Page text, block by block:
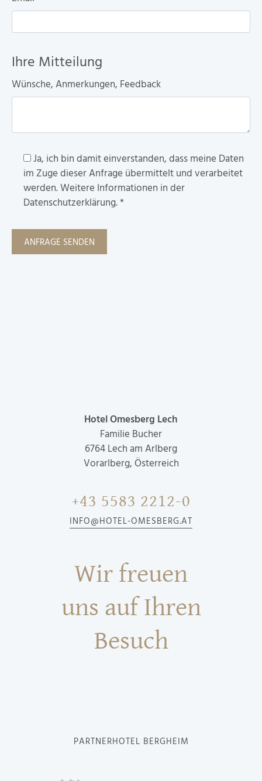
Ihre Mitteilung
Wünsche, Anmerkungen, Feedback
Ja, ich bin damit einverstanden, dass meine Daten
im Zuge dieser Anfrage übermittelt und verarbeitet
werden. Weitere Informationen in der
Datenschutzerklärung.*
ANFRAGE SENDEN
Hotel Omesberg Lech
Familie Bucher
6764 Lech am Arlberg
Vorarlberg, Österreich
+43 5583 2212-0
INFO@HOTEL-OMESBERG.AT
Wir freuen
uns auf Ihren
Besuch
PARTNERHOTEL BERGHEIM